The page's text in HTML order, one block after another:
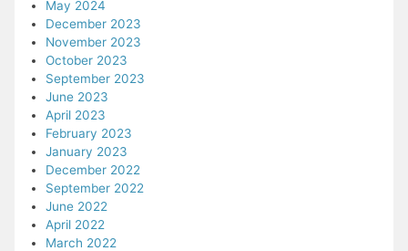
May 2024
December 2023
November 2023
October 2023
September 2023
June 2023
April 2023
February 2023
January 2023
December 2022
September 2022
June 2022
April 2022
March 2022